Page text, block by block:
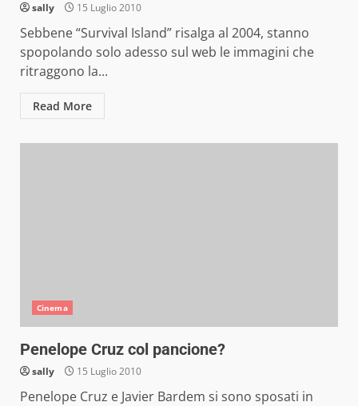
sally 15 Luglio 2010
Sebbene “Survival Island” risalga al 2004, stanno
spopolando solo adesso sul web le immagini che
ritraggono la...
Read More
Cinema
Penelope Cruz col pancione?
sally 15 Luglio 2010
Penelope Cruz e Javier Bardem si sono sposati in